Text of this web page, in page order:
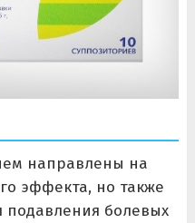
направлены на
эффекта, но также
подавления болевых